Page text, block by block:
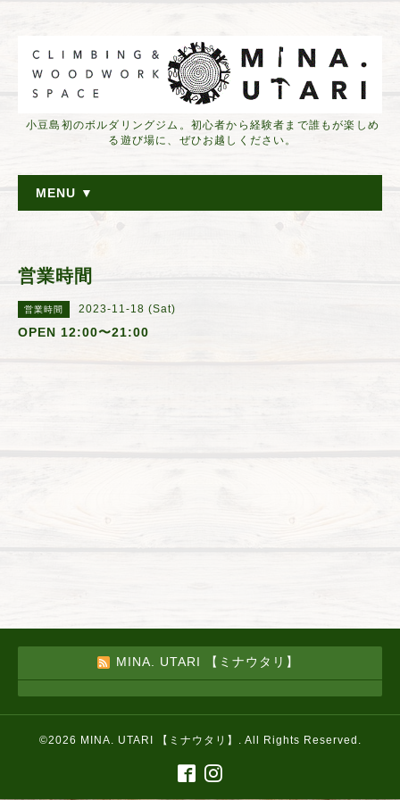
小豆島初のボルダリングジム。初心者から経験者まで誰もが楽しめ
る遊び場に、ぜひお越しください。
MENU ▼
営業時間
営業時間 2023-11-18 (Sat)
OPEN 12:00〜21:00
MINA. UTARI 【ミナウタリ】
©2026 MINA. UTARI 【ミナウタリ】 . All Rights Reserved.